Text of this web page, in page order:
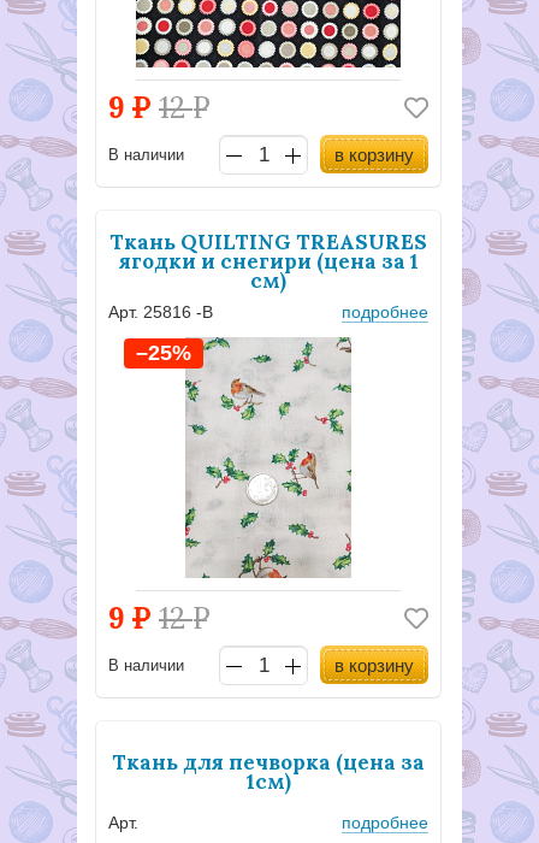
9 Р 12Р
В наличии в корзину
Ткань QUILTING TREASURES
ягодки и снегири (цена за 1
см)
Арт. 25816 -В подробнее
9 Р 12Р
–25%
В наличии в корзину
Ткань для печворка (цена за
1см)
Арт. подробнее